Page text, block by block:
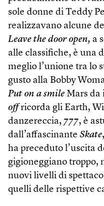
sole donne di Teddy
realizzavano alcune
Leave the door open, a
alle classifiche, è una
meglio l’unione tra lo
gusto alla Bobby
Put on a smile Mars da
offricorda gli Earth,
danzereccia, 777, è
dall’affascinante Skate
ha preceduto l’uscita
gigioneggiano troppo,
nuovi livelli di
quelli delle rispettive